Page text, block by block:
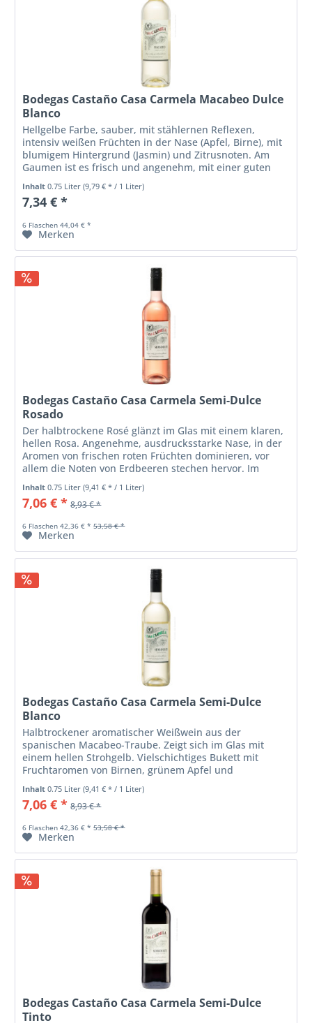
Bodegas Castaño Casa Carmela Macabeo Dulce
Blanco
Hellgelbe Farbe, sauber, mit stählernen Reflexen,
intensiv weißen Früchten in der Nase (Apfel, Birne), mit
blumigem Hintergrund (Jasmin) und Zitrusnoten. Am
Gaumen ist es frisch und angenehm, mit einer guten
Säure und Ausgewogenheit.
Inhalt0.75 Liter(9,79 € * / 1 Liter)
7,34 € *
6 Flaschen 44,04 € *
Merken
Bodegas Castaño Casa Carmela Semi-Dulce
Rosado
Der halbtrockene Rosé glänzt im Glas mit einem klaren,
hellen Rosa. Angenehme, ausdrucksstarke Nase, in der
Aromen von frischen roten Früchten dominieren, vor
allem die Noten von Erdbeeren stechen hervor. Im
Mund präsentiert er sich...
Inhalt0.75 Liter(9,41 € * / 1 Liter)
7,06 € * 8,93 € *
6 Flaschen 42,36 € * 53,58 € *
Merken
Bodegas Castaño Casa Carmela Semi-Dulce
Blanco
Halbtrockener aromatischer Weißwein aus der
spanischen Macabeo-Traube. Zeigt sich im Glas mit
einem hellen Strohgelb. Vielschichtiges Bukett mit
Fruchtaromen von Birnen, grünem Apfel und
Inhalt0.75 Liter(9,41 € * / 1 Liter)
7,06 € * 8,93 € *
6 Flaschen 42,36 € * 53,58 € *
Merken
Bodegas Castaño Casa Carmela Semi-Dulce
Tinto